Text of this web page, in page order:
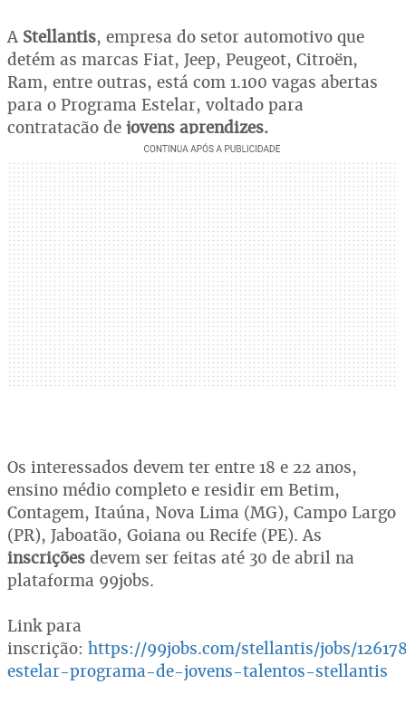
A Stellantis, empresa do setor automotivo que
detém as marcas Fiat, Jeep, Peugeot, Citroën,
Ram, entre outras, está com 1.100 vagas abertas
para o Programa Estelar, voltado para
contratação de jovens aprendizes.
Os interessados devem ter entre 18 e 22 anos,
ensino médio completo e residir em Betim,
Contagem, Itaúna, Nova Lima (MG), Campo Largo
(PR), Jaboatão, Goiana ou Recife (PE). As
inscrições devem ser feitas até 30 de abril na
plataforma 99jobs.
Link para
inscrição: https://99jobs.com/stellantis/jobs/
estelar-programa-de-jovens-talentos-stellantis